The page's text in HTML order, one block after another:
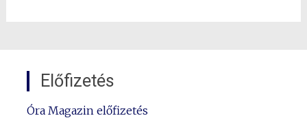
Előfizetés
Óra Magazin előfizetés